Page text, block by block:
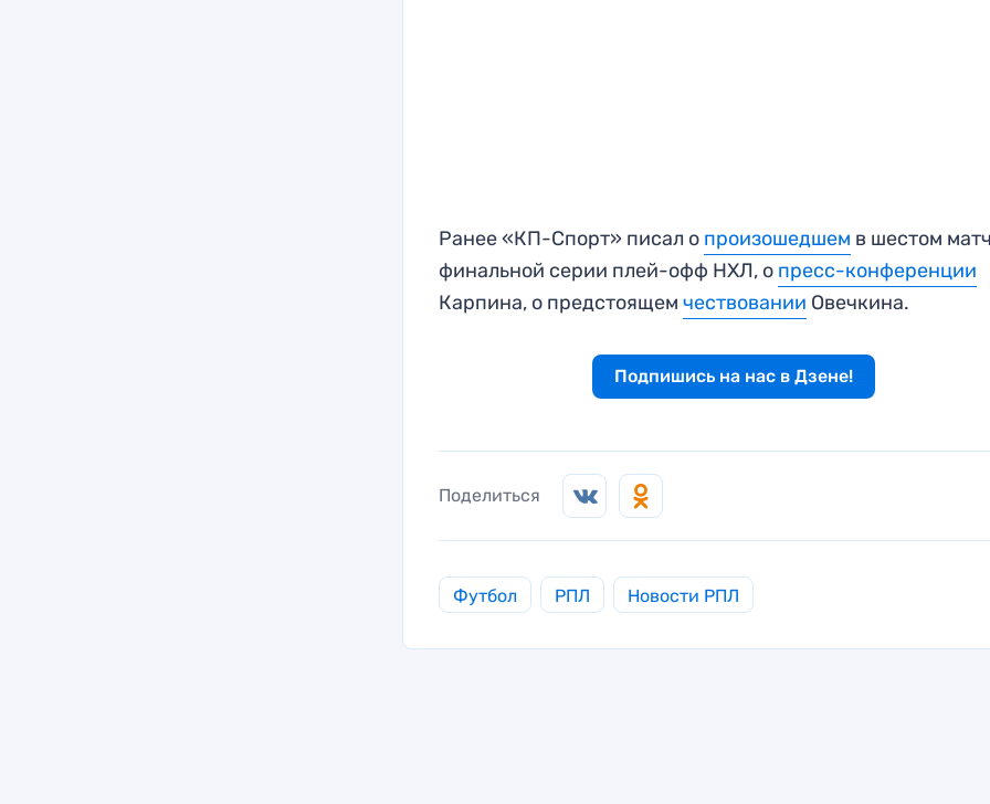
Ранее «КП-Спорт» писал о произошедшем в шестом
финальной серии плей-офф НХЛ, о пресс-конференции
Карпина, о предстоящемчествовании Овечкина.
Подпишись на нас в Дзене!
Поделиться
Футбол РПЛ Новости РПЛ